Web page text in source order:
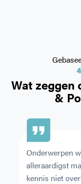
Wat zeggen
&
Onderwerpen
alleraardigst
kennis niet